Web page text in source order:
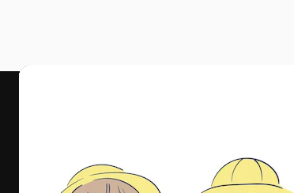
동영상
최고의 결과물을 이끌어내는 크리에이티브
플랫폼. 크리에이터, 엔터프라이즈, 에이전시,